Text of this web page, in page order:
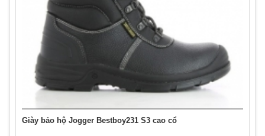
Giày bảo hộ Jogger Bestboy231 S3 cao cổ